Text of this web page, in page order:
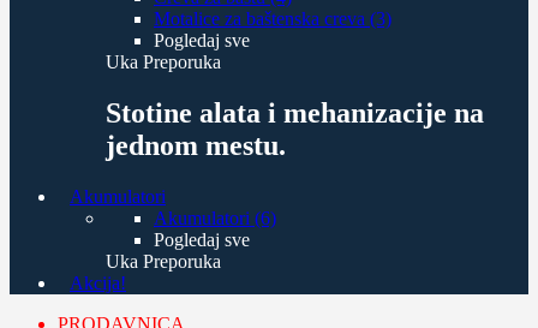
Motalice za baštenska creva (3)
Pogledaj sve
Uka Preporuka
Stotine alata i mehanizacije na
jednom mestu.
Akumulatori
Akumulatori (6)
Pogledaj sve
Uka Preporuka
Akcija!
PRODAVNICA